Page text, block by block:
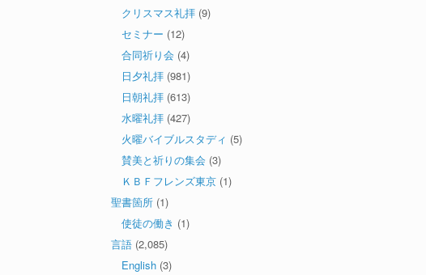
クリスマス礼拝 (9)
セミナー (12)
合同祈り会 (4)
日夕礼拝 (981)
日朝礼拝 (613)
水曜礼拝 (427)
火曜バイブルスタディ (5)
賛美と祈りの集会 (3)
ＫＢＦフレンズ東京 (1)
聖書箇所 (1)
使徒の働き (1)
言語 (2,085)
English (3)